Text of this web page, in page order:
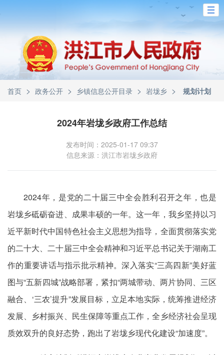
首页 > 政务公开 > 乡镇信息公开目录 > 岩垅乡 > 规划计划
2024年岩垅乡政府工作总结
发布时间：2025-01-17 09:37
信息来源：洪江市岩垅乡政府
2024年，是党的二十届三中全会胜利召开之年，也是
岩垅乡砥砺奋进、成果丰硕的一年。这一年，我乡坚持以习
近平新时代中国特色社会主义思想为指导，全面贯彻落实党
的二十大、二十届三中全会精神和习近平总书记关于湖南工
作的重要讲话与指示批示精神。深入落实“三高四新”美好蓝
图与“五新四城”战略部署，紧扣“两城带动、两片协同、三区
融合、 ‘三农’提升”发展目标，立足本地实际，统筹推进经济
发展、乡村振兴、民生保障等重点工作，全乡经济社会呈现
质效双升的良好态势，跑出了岩垅乡现代化建设“加速度”。